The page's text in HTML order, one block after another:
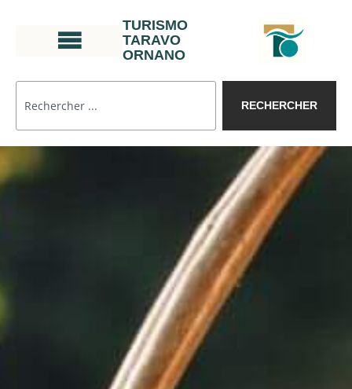
TURISMO
TARAVO
ORNANO
RECHERCHER